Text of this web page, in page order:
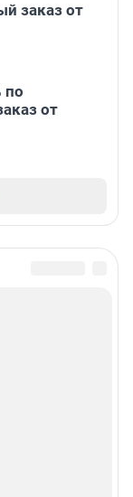
заказ от
по
от